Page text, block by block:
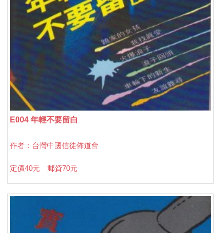
E004 年輕不要留白
作者：台灣中國信徒佈道會
定價40元 郵資70元